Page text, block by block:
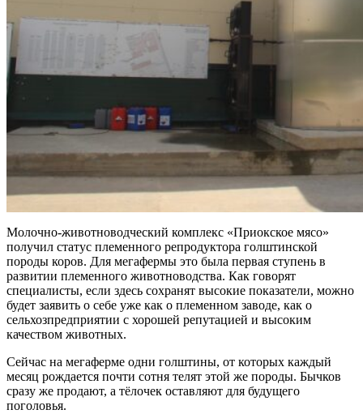
Молочно-животноводческий комплекс «Приокское мясо»
получил статус племенного репродуктора голштинской
породы коров. Для мегафермы это была первая ступень в
развитии племенного животноводства. Как говорят
специалисты, если здесь сохранят высокие показатели, можно
будет заявить о себе уже как о племенном заводе, как о
сельхозпредприятии с хорошей репутацией и высоким
качеством животных.
Сейчас на мегаферме одни голштины, от которых каждый
месяц рождается почти сотня телят этой же породы. Бычков
сразу же продают, а тёлочек оставляют для будущего
поголовья.